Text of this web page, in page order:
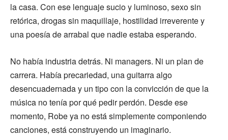
la casa. Con ese lenguaje sucio y luminoso, sexo sin
retórica, drogas sin maquillaje, hostilidad irreverente y
una poesía de arrabal que nadie estaba esperando.
No había industria detrás. Ni managers. Ni un plan de
carrera. Había precariedad, una guitarra algo
desencuadernada y un tipo con la convicción de que la
música no tenía por qué pedir perdón. Desde ese
momento, Robe ya no está simplemente componiendo
canciones, está construyendo un imaginario.